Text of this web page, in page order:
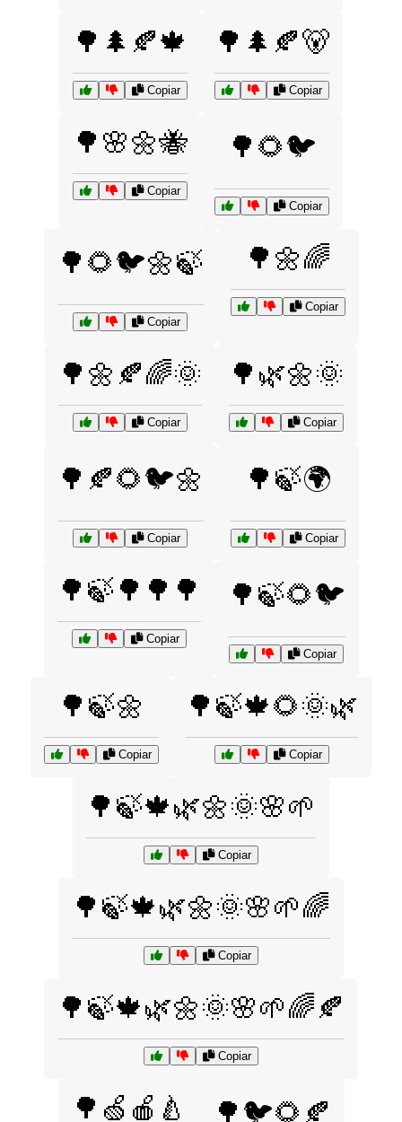
🌳🌲🍂🍁
Copiar
🌳🌲🍂🐻
Copiar
🌳🌸🌼🐝
Copiar
🌳🌻🐦
Copiar
🌳🌻🐦🌼🍃
Copiar
🌳🌼🌈
Copiar
🌳🌼🍂🌈🌞
Copiar
🌳🌿🌼🌞
Copiar
🌳🍂🌻🐦🌼
Copiar
🌳🍃🌍
Copiar
🌳🍃🌳🌳🌳
Copiar
🌳🍃🌻🐦
Copiar
🌳🍃🌼
Copiar
🌳🍃🍁🌻🌞🌿
Copiar
🌳🍃🍁🌿🌼🌞🌸🌱
Copiar
🌳🍃🍁🌿🌼🌞🌸🌱🌈
Copiar
🌳🍃🍁🌿🌼🌞🌸🌱🌈🍂
Copiar
🌳🍏🍎🍐 🌳🐦🌻🍂